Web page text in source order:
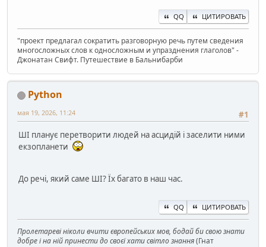
QQ ЦИТИРОВАТЬ
"проект предлагал сократить разговорную речь путем сведения
многосложных слов к односложным и упразднения глаголов" -
Джонатан Свифт. Путешествие в Бальнибарби
Python
#1
мая 19, 2026, 11:24
ШІ планує перетворити людей на асцидій і заселити ними
екзопланети
До речі, який саме ШІ? Їх багато в наш час.
QQ ЦИТИРОВАТЬ
Пролетареві ніколи вчити європейських мов, бодай би свою знати
добре і на ній принести до своєї хати світло знання(Гнат